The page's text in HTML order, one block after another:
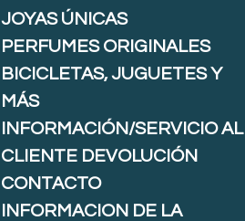
JOYAS ÚNICAS
PERFUMES ORIGINALES
BICICLETAS, JUGUETES Y
MÁS
INFORMACIÓN/SERVICIO AL
CLIENTE DEVOLUCIÓN
CONTACTO
INFORMACION DE LA